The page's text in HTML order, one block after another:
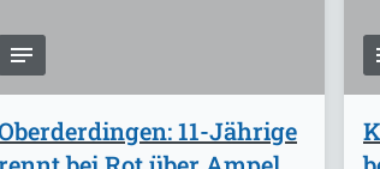
11-Jährige